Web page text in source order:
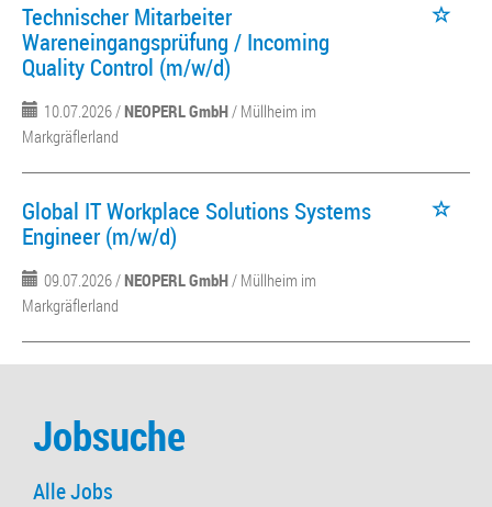
Technischer Mitarbeiter
Wareneingangsprüfung / Incoming
Quality Control (m/w/d)
10.07.2026 /NEOPERL GmbH/ Müllheim im
Markgräflerland
Global IT Workplace Solutions Systems
Engineer (m/w/d)
09.07.2026 /NEOPERL GmbH/ Müllheim im
Markgräflerland
Jobsuche
Alle Jobs